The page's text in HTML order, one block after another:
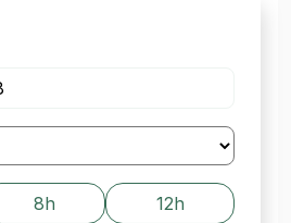
8h 12h